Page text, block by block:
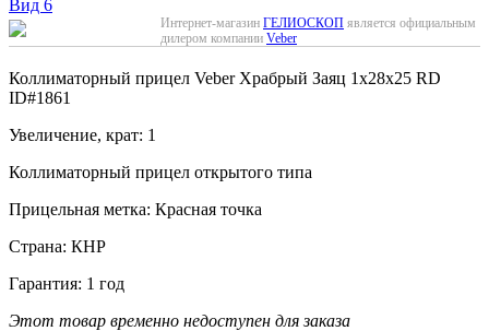
Интернет-магазин ГЕЛИОСКОП является официальным
дилером компании Veber
Коллиматорный прицел Veber Храбрый Заяц 1x28x25 RD
ID#1861
Увеличение, крат: 1
Коллиматорный прицел открытого типа
Прицельная метка: Красная точка
Страна: КНР
Гарантия: 1 год
Этот товар временно недоступен для заказа